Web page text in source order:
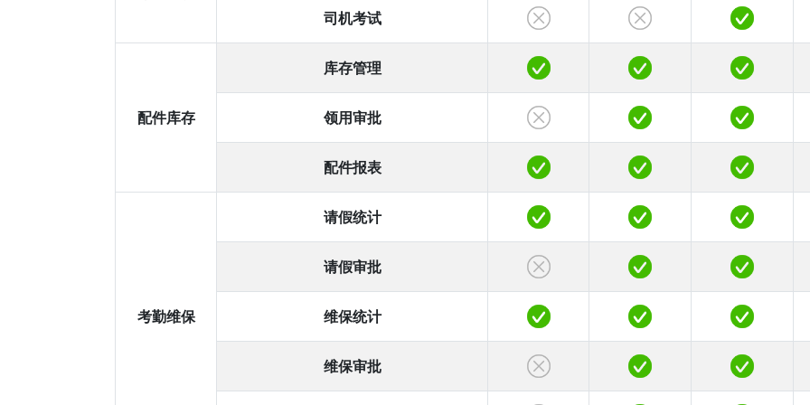
司机考试
配件库存
库存管理
领用审批
配件报表
考勤维保
请假统计
请假审批
维保统计
维保审批